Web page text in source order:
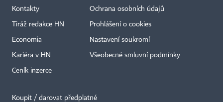
Kontakty
Tiráž redakce HN
Economia
Kariéra v HN
Ceník inzerce
Ochrana osobních údajů
Prohlášení o cookies
Nastavení soukromí
Všeobecné smluvní podmínky
Koupit / darovat předplatné